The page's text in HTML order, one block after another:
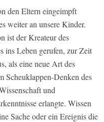
den Eltern eingeimpft
weiter an unsere Kinder.
ist der Kreateur des
ins Leben gerufen, zur Zeit
als eine neue Art des
Scheuklappen-Denken des
und
erlangte. Wissen
Sache oder ein Ereignis die